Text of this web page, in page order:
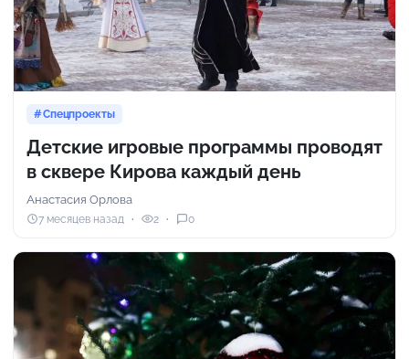
Спецпроекты
Детские игровые программы проводят
в сквере Кирова каждый день
Анастасия Орлова
7 месяцев назад 2 0